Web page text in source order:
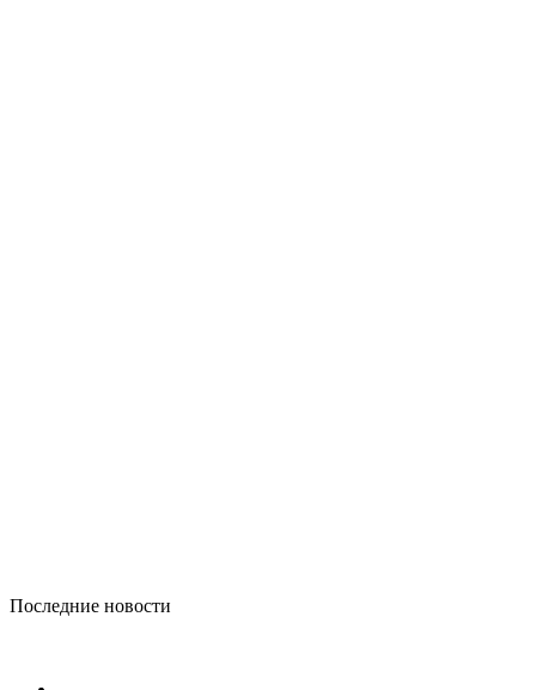
Последние новости